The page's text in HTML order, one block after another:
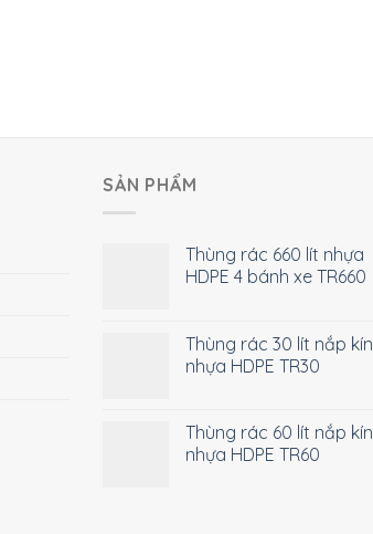
SẢN PHẨM
Thùng rác 660 lít nhựa
HDPE 4 bánh xe TR660
Thùng rác 30 lít nắp kín
nhựa HDPE TR30
Thùng rác 60 lít nắp kín
nhựa HDPE TR60